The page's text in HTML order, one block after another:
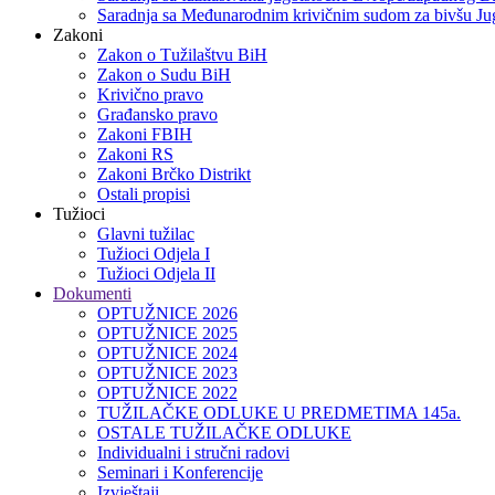
Saradnja sa Međunarodnim krivičnim sudom za bivšu
Zakoni
Zakon o Тužilaštvu BiH
Zakon o Sudu BiH
Krivično pravo
Građansko pravo
Zakoni FBIH
Zakoni RS
Zakoni Brčko Distrikt
Ostali propisi
Tužioci
Glavni tužilac
Tužioci Odjela I
Tužioci Odjela II
Dokumenti
OPTUŽNICE 2026
OPTUŽNICE 2025
OPTUŽNICE 2024
OPTUŽNICE 2023
OPTUŽNICE 2022
TUŽILAČKE ODLUKE U PREDMETIMA 145a.
OSTALE TUŽILAČKE ODLUKE
Individualni i stručni radovi
Seminari i Konferencije